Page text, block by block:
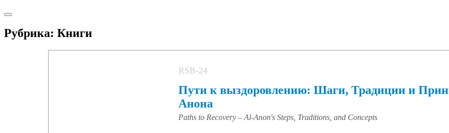
Рубрика: Книги
RSB-24
Пути к выздоровлению: Шаги, Традиции и
Анона
Paths to Recovery – Al-Anon's Steps, Traditions, and Concepts